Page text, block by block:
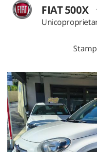
FIAT 500X
Il
seguente
le
tue
preferenze
di
consenso
alle
tecnologie
di